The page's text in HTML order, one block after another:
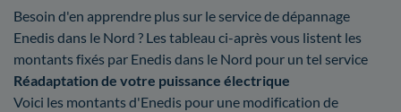
Besoin d'en apprendre plus sur le service de dépannage
Enedis dans le Nord ? Les tableau ci-après vous listent les
montants fixés par Enedis dans le Nord pour un tel service
Réadaptation de votre puissance électrique
Voici les montants d'Enedis pour une modification de